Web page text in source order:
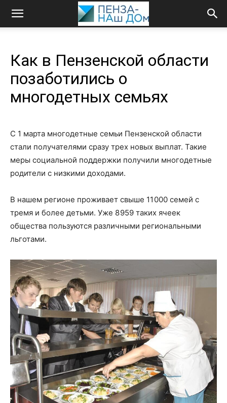
Как в Пензенской области
позаботились о
многодетных семьях
С 1 марта многодетные семьи Пензенской области
стали получателями сразу трех новых выплат. Такие
меры социальной поддержки получили многодетные
родители с низкими доходами.
В нашем регионе проживает свыше 11 000 семей с
тремя и более детьми. Уже 8 959 таких ячеек
общества пользуются различными региональными
льготами.